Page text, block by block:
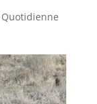
Quotidienne